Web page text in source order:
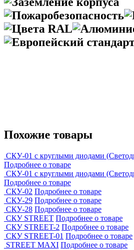
Похожие товары
СКУ-01 с круглыми диодами
Подробнее о товаре
СКУ-01 с круглыми диодами
Подробнее о товаре
СКУ-02 Подробнее о товаре
CКУ-29 Подробнее о товаре
СКУ-28 Подробнее о товаре
СКУ STREET Подробнее о товаре
СКУ STREET-2 Подробнее о товаре
СКУ STREET-01 Подробнее о товаре
STREET MAXI Подробнее о товаре